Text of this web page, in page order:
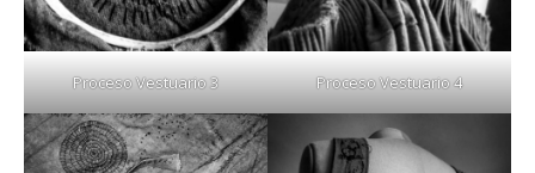
Proceso Vestuario 3 Proceso Vestuario 4